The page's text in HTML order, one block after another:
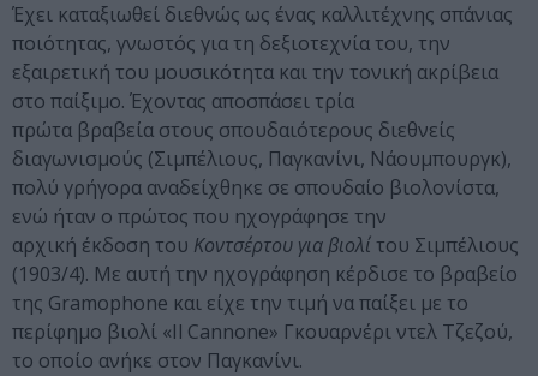
Έχει καταξιωθεί διεθνώς ως ένας καλλιτέχνης σπάνιας
ποιότητας, γνωστός για τη δεξιοτεχνία του, την
εξαιρετική του μουσικότητα και την τονική ακρίβεια
στο παίξιμο. Έχοντας αποσπάσει τρία
πρώτα βραβεία στους σπουδαιότερους διεθνείς
διαγωνισμούς (Σιμπέλιους, Παγκανίνι, Νάουμπουργκ),
πολύ γρήγορα αναδείχθηκε σε σπουδαίο βιολονίστα,
ενώ ήταν ο πρώτος που ηχογράφησε την
αρχική έκδοση του Κοντσέρτου για βιολί του Σιμπέλιους
(1903/4). Με αυτή την ηχογράφηση κέρδισε το βραβείο
της Gramophone και είχε την τιμή να παίξει με το
περίφημο βιολί «Il Cannone» Γκουαρνέρι ντελ Τζεζού,
το οποίο ανήκε στον Παγκανίνι.